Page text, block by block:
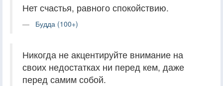
Нет счастья, равного спокойствию.
Будда (100+)
Никогда не акцентируйте внимание на
своих недостатках ни перед кем, даже
перед самим собой.